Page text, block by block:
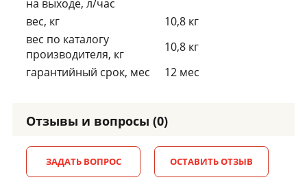
на выходе, л/час
вес, кг
10,8 кг
вес по каталогу
производителя, кг
10,8 кг
гарантийный срок, мес
12 мес
Отзывы и вопросы (0)
ЗАДАТЬ ВОПРОС ОСТАВИТЬ ОТЗЫВ